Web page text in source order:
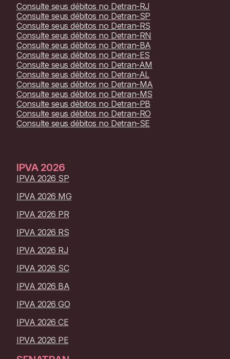
Consulte seus débitos no Detran-RJ
Consulte seus débitos no Detran-SP
Consulte seus débitos no Detran-RS
Consulte seus débitos no Detran-RN
Consulte seus débitos no Detran-BA
Consulte seus débitos no Detran-ES
Consulte seus débitos no Detran-AM
Consulte seus débitos no Detran-AL
Consulte seus débitos no Detran-MA
Consulte seus débitos no Detran-MS
Consulte seus débitos no Detran-PB
Consulte seus débitos no Detran-RO
Consulte seus débitos no Detran-SE
IPVA 2026
IPVA 2026 SP
IPVA 2026 MG
IPVA 2026 PR
IPVA 2026 RS
IPVA 2026 RJ
IPVA 2026 SC
IPVA 2026 BA
IPVA 2026 GO
IPVA 2026 CE
IPVA 2026 PE